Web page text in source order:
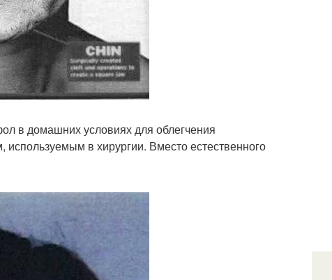
в домашних условиях для облегчения
используемым в хирургии. Вместо естественного